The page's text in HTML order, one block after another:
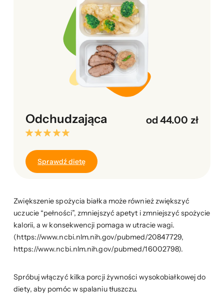
Odchudzająca od 44.00 zł
Sprawdź dietę
Zwiększenie spożycia białka może również zwiększyć
uczucie “pełności”, zmniejszyć apetyt i zmniejszyć spożycie
kalorii, a w konsekwencji pomaga w utracie wagi.
(https://www.ncbi.nlm.nih.gov/pubmed/20847729,
https://www.ncbi.nlm.nih.gov/pubmed/16002798).
Spróbuj włączyć kilka porcji żywności wysokobiałkowej do
diety, aby pomóc w spalaniu tłuszczu.